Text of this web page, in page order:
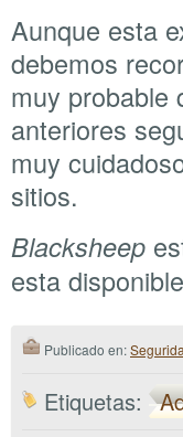
Aunque esta
debemos
muy probable
anteriores
muy
sitios.
Blacksheep
esta
Publicado en:
Etiquetas: